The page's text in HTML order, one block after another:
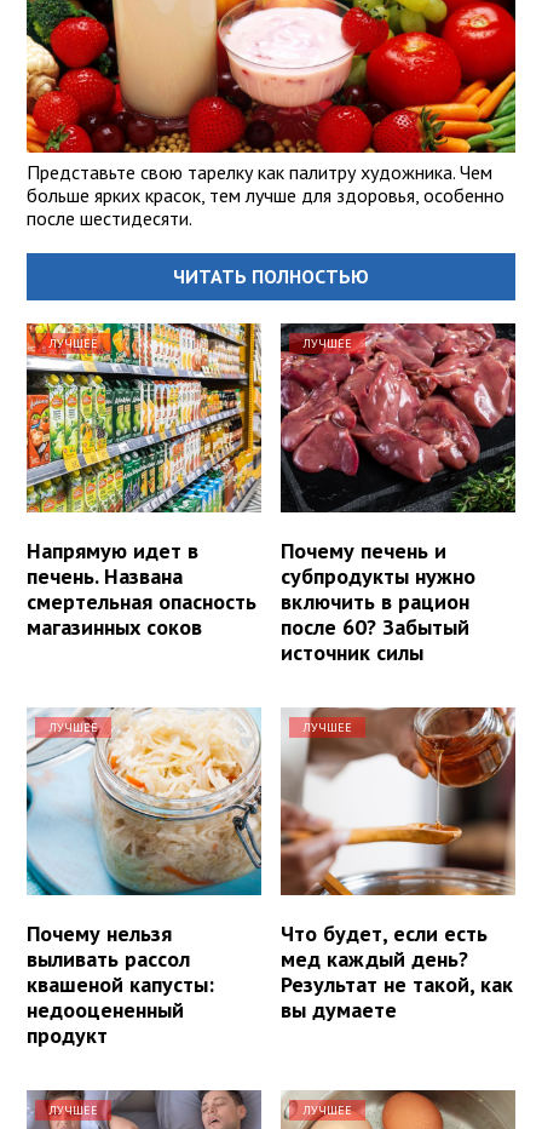
Представьте свою тарелку как палитру художника. Чем
больше ярких красок, тем лучше для здоровья, особенно
после шестидесяти.
ЧИТАТЬ ПОЛНОСТЬЮ
ЛУЧШЕЕ
Напрямую идет в
печень. Названа
смертельная опасность
магазинных соков
ЛУЧШЕЕ
Почему печень и
субпродукты нужно
включить в рацион
после 60? Забытый
источник силы
ЛУЧШЕЕ
Почему нельзя
выливать рассол
квашеной капусты:
недооцененный
продукт
ЛУЧШЕЕ
Что будет, если есть
мед каждый день?
Результат не такой, как
вы думаете
ЛУЧШЕЕ ЛУЧШЕЕ